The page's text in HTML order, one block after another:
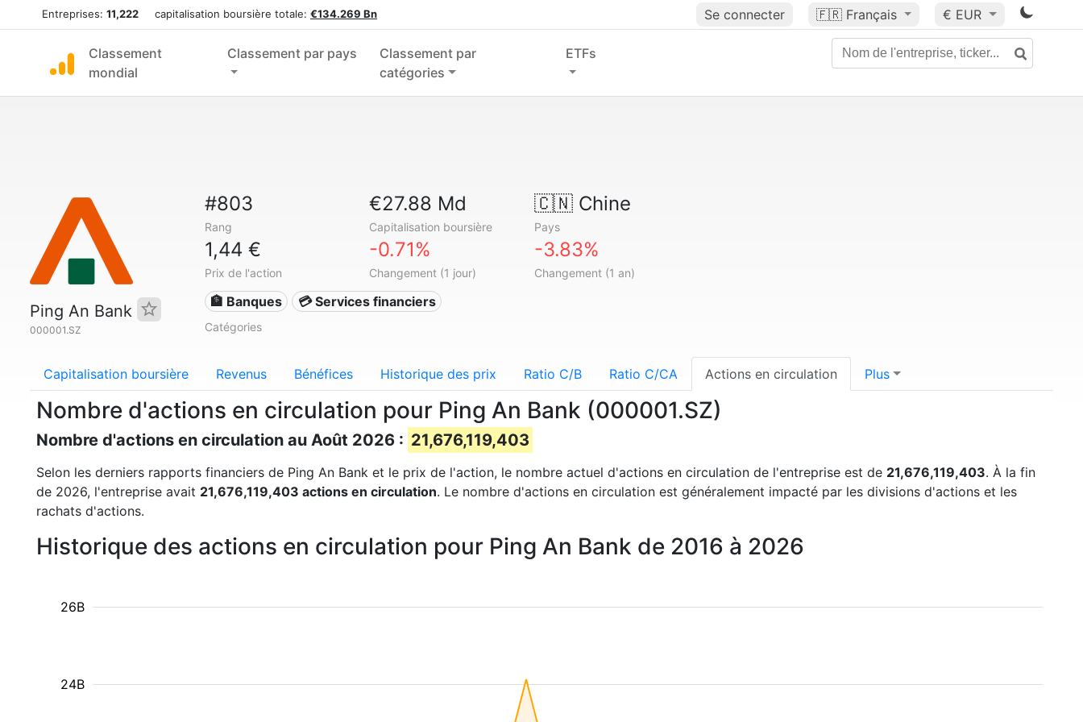
Entreprises: 11,222 capitalisation boursière totale: €134.269 Bn Se connecter 🇫🇷 Français € EUR
Classement
mondial
Classement par pays
Classement par
catégories
ETFs
Ping An Bank
000001.SZ
#803
Rang
€27.88 Md
Capitalisation boursière
🇨🇳Chine
Pays
1,44 €
Prix de l'action
-0.71%
Changement (1 jour)
-3.83%
Changement (1 an)
🏦 Banques 💳 Services financiers
Catégories
Capitalisation boursière Revenus Bénéfices Historique des prix Ratio C/B Ratio C/CA Actions en circulation Plus
Nombre d'actions en circulation pour Ping An Bank (000001.SZ)
Nombre d'actions en circulation au Août 2026 : 21,676,119,403
Selon les derniers rapports financiers de Ping An Bank et le prix de l'action, le nombre actuel d'actions en circulation de l'entreprise est de 21,676,119,403. À la fin
de 2026, l'entreprise avait 21,676,119,403 actions en circulation. Le nombre d'actions en circulation est généralement impacté par les divisions d'actions et les
rachats d'actions.
Historique des actions en circulation pour Ping An Bank de 2016 à 2026
24B
26B